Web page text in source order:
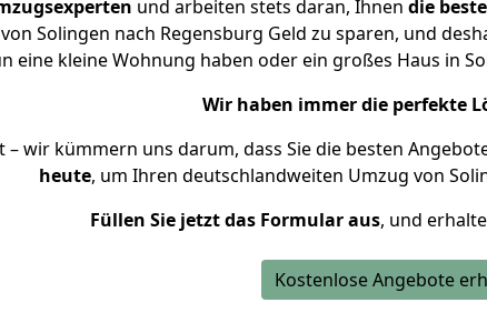
und arbeiten stets daran, Ihnen die
Solingen nach Regensburg Geld zu sparen, und
eine kleine Wohnung haben oder ein großes Haus in
Wir haben immer die perfekte
– wir kümmern uns darum, dass Sie die besten
heute, um Ihren deutschlandweiten Umzug von
Füllen Sie jetzt das Formular aus, und
Kostenlose Angebote